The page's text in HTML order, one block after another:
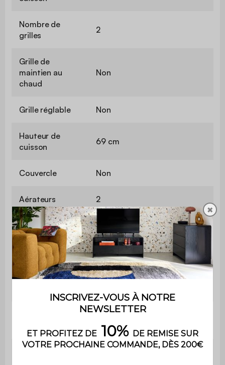
Nombre de
grilles
2
Grille de
maintien au
chaud
Non
Grille réglable Non
Hauteur de
cuisson
69 cm
Couvercle Non
Aérateurs 2
Récupérateur de
cendres
Non
Récupérateur de
✖